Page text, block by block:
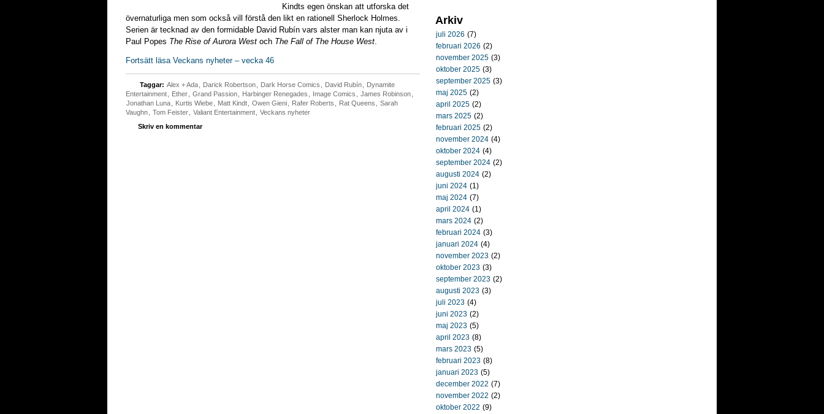
Kindts egen önskan att utforska det
övernaturliga men som också vill förstå den likt en rationell Sherlock Holmes.
Serien är tecknad av den formidable David Rubín vars alster man kan njuta av i
Paul Popes The Rise of Aurora West och The Fall of The House West.
Fortsätt läsa Veckans nyheter – vecka 46
Taggar: Alex + Ada Darick Robertson Dark Horse Comics David Rubín
Dynamite
Entertainment
Ether Grand Passion Harbinger Renegades Image Comics James Robinson
Jonathan Luna
Kurtis Wiebe Matt Kindt Owen Gieni Rafer Roberts Rat Queens
Sarah
Vaughn
Tom Feister Valiant Entertainment
Veckans nyheter
Skriv en kommentar
Arkiv
juli 2026 (7)
februari 2026 (2)
november 2025 (3)
oktober 2025 (3)
september 2025 (3)
maj 2025 (2)
april 2025 (2)
mars 2025 (2)
februari 2025 (2)
november 2024 (4)
oktober 2024 (4)
september 2024 (2)
augusti 2024 (2)
juni 2024 (1)
maj 2024 (7)
april 2024 (1)
mars 2024 (2)
februari 2024 (3)
januari 2024 (4)
november 2023 (2)
oktober 2023 (3)
september 2023 (2)
augusti 2023 (3)
juli 2023 (4)
juni 2023 (2)
maj 2023 (5)
april 2023 (8)
mars 2023 (5)
februari 2023 (8)
januari 2023 (5)
december 2022 (7)
november 2022 (2)
oktober 2022 (9)